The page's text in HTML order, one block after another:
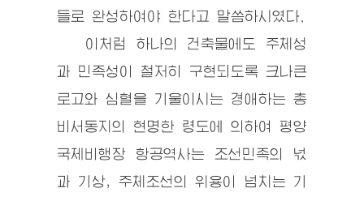
들로 완성하여야 한다고 말씀하시였다.
이처럼 하나의 건축물에도 주체성
과 민족성이 철저히 구현되도록 크나큰
로고와 심혈을 기울이시는 경애하는 총
비서 동지 의 현명한 령도에 의하여 평양
국제비행장 항공역사는 조선민족의 넋
과 기상, 주체조선의 위용이 넘치는 기